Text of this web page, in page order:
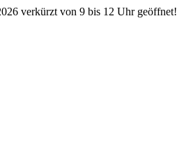
verkürzt von 9 bis 12 Uhr geöffnet!